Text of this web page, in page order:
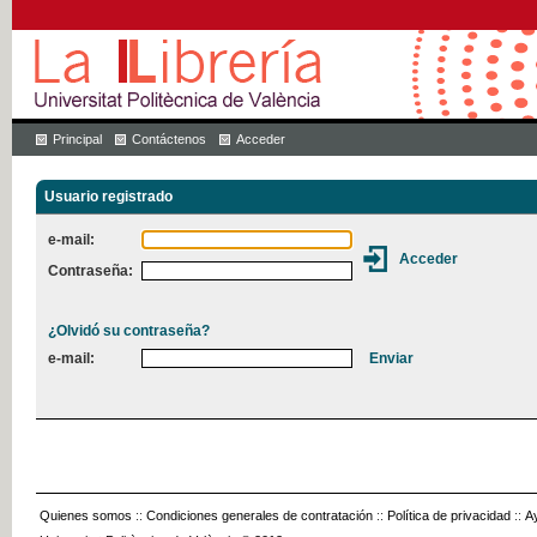
Principal Contáctenos Acceder
Usuario registrado
e-mail:
Contraseña:
¿Olvidó su contraseña?
e-mail:
Quienes somos :: Condiciones generales de contratación :: Política de privacidad ::